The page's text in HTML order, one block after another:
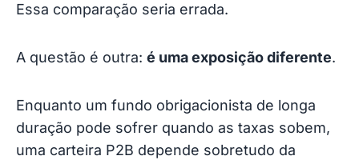
Essa comparação seria errada.
A questão é outra: é uma exposição diferente.
Enquanto um fundo obrigacionista de longa
duração pode sofrer quando as taxas sobem,
uma carteira P2B depende sobretudo da